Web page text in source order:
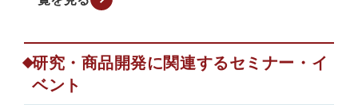
研究・商品開発に関連するセミナー・イ
ベント